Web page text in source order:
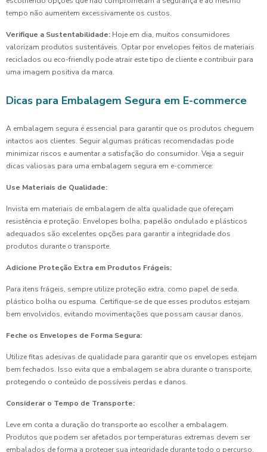
tempo não aumentem excessivamente os custos.
Verifique a Sustentabilidade: Hoje em dia, muitos consumidores
valorizam produtos sustentáveis. Optar por envelopes feitos de materiais
reciclados ou eco-friendly pode atrair este tipo de cliente e contribuir para
uma imagem positiva da marca.
Dicas para Embalagem Segura em E-commerce
A embalagem segura é essencial para garantir que os produtos cheguem
intactos aos clientes. Seguir algumas práticas recomendadas pode
minimizar riscos e aumentar a satisfação do consumidor. Veja a seguir
dicas valiosas para uma embalagem segura em e-commerce:
Use Materiais de Qualidade:
Invista em materiais de embalagem de alta qualidade que ofereçam
resistência e proteção. Envelopes bolha, papelão ondulado e plásticos
adequados são excelentes opções para garantir a integridade dos
produtos durante o transporte.
Adicione Proteção Extra em Produtos Frágeis:
Para itens frágeis, sempre utilize proteção extra, como papel de seda,
plástico bolha ou espuma. Certifique-se de que esses produtos estejam
bem envolvidos, evitando movimentações que possam causar danos.
Feche os Envelopes de Forma Segura:
Utilize fitas adesivas de qualidade para garantir que os envelopes estejam
bem fechados. Isso evita que a embalagem se abra durante o transporte,
protegendo o conteúdo de possíveis perdas e danos.
Considerar o Tempo de Transporte:
Leve em conta a duração do transporte ao escolher a embalagem.
Produtos que podem ser afetados por temperaturas extremas devem ser
embalados de forma a proteger sua integridade durante todo o percurso.